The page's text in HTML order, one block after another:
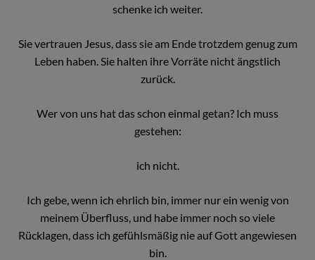
schenke ich weiter.
Sie vertrauen Jesus, dass sie am Ende trotzdem genug zum
Leben haben. Sie halten ihre Vorräte nicht ängstlich
zurück.
Wer von uns hat das schon einmal getan? Ich muss
gestehen:
ich nicht.
Ich gebe, wenn ich ehrlich bin, immer nur ein wenig von
meinem Überfluss, und habe immer noch so viele
Rücklagen, dass ich gefühlsmäßig nie auf Gott angewiesen
bin.